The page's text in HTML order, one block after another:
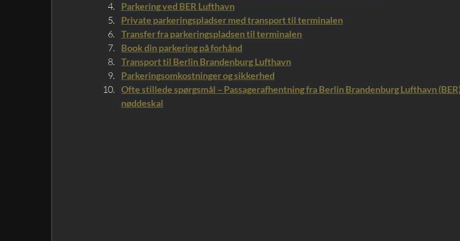
Parkering ved BER Lufthavn
Private parkeringspladser med transport til terminalen
Transfer fra parkeringspladsen til terminalen
Book din parkering på forhånd
Transport til Berlin Brandenburg Lufthavn
Parkeringsomkostninger og sikkerhed
Ofte stillede spørgsmål – Passagerafhentning fra Berlin Brandenburg Lufthavn
nøddeskal